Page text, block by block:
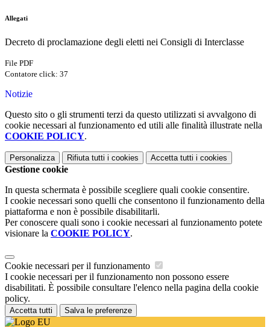
Allegati
Decreto di proclamazione degli eletti nei Consigli di Interclasse
File PDF
Contatore click: 37
Notizie
Questo sito o gli strumenti terzi da questo utilizzati si avvalgono di
cookie necessari al funzionamento ed utili alle finalità illustrate nella
COOKIE POLICY.
Personalizza Rifiuta tutti i cookies Accetta tutti i cookies
Gestione cookie
In questa schermata è possibile scegliere quali cookie consentire.
I cookie necessari sono quelli che consentono il funzionamento della
piattaforma e non è possibile disabilitarli.
Per conoscere quali sono i cookie necessari al funzionamento potete
visionare la COOKIE POLICY.
Cookie necessari per il funzionamento
I cookie necessari per il funzionamento non possono essere
disabilitati. È possibile consultare l'elenco nella pagina della cookie
policy.
Accetta tutti Salva le preferenze